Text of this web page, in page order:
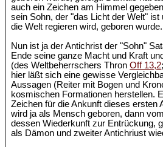
auch ein Zeichen am Himmel
sein Sohn, der "das Licht der Welt" ist
die Welt regieren wird, geboren wurde.
Nun ist ja der Antichrist der "Sohn"
Ende seine ganze Macht und Kraft
(des Weltbeherrschers ThronOff 13,2
hier läßt sich eine gewisse
Aussagen (Reiter mit Bogen und
kosmischen Formationen herstellen.
Zeichen für die Ankunft dieses ersten
wird ja als Mensch geboren, dann
dessen Wiederkunft zur Entrückung,
als Dämon und zweiter Antichriust